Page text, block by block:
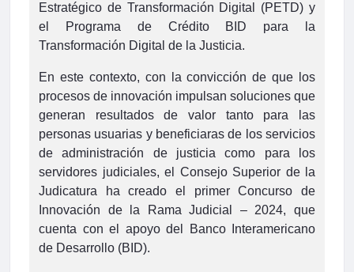
Estratégico de Transformación Digital (PETD) y
el Programa de Crédito BID para la
Transformación Digital de la Justicia.
En este contexto, con la convicción de que los
procesos de innovación impulsan soluciones que
generan resultados de valor tanto para las
personas usuarias y beneficiaras de los servicios
de administración de justicia como para los
servidores judiciales, el Consejo Superior de la
Judicatura ha creado el primer Concurso de
Innovación de la Rama Judicial – 2024, que
cuenta con el apoyo del Banco Interamericano
de Desarrollo (BID).